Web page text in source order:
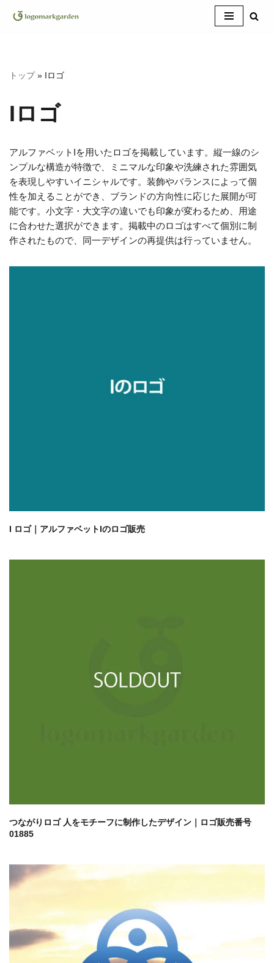
ン
へ
ス
ッ
プ
トップ» Iロゴ
Iロゴ
アルファベットIを用いたロゴを掲載しています。縦一線のシ
ンプルな構造が特徴で、ミニマルな印象や洗練された雰囲気
を表現しやすいイニシャルです。装飾やバランスによって個
性を加えることができ、ブランドの方向性に応じた展開が可
能です。小文字・大文字の違いでも印象が変わるため、用途
に合わせた選択ができます。掲載中のロゴはすべて個別に制
作されたもので、同一デザインの再提供は行っていません。
I ロゴ｜アルファベットIのロゴ販売
つながりロゴ 人をモチーフに制作したデザイン｜ロゴ販売番号
01885